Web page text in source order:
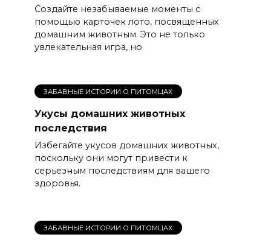
Создайте незабываемые моменты с
помощью карточек лото, посвященных
домашним животным. Это не только
увлекательная игра, но
ЗАБАВНЫЕ ИСТОРИИ О ПИТОМЦАХ
Укусы домашних животных
последствия
Избегайте укусов домашних животных,
поскольку они могут привести к
серьезным последствиям для вашего
здоровья.
ЗАБАВНЫЕ ИСТОРИИ О ПИТОМЦАХ